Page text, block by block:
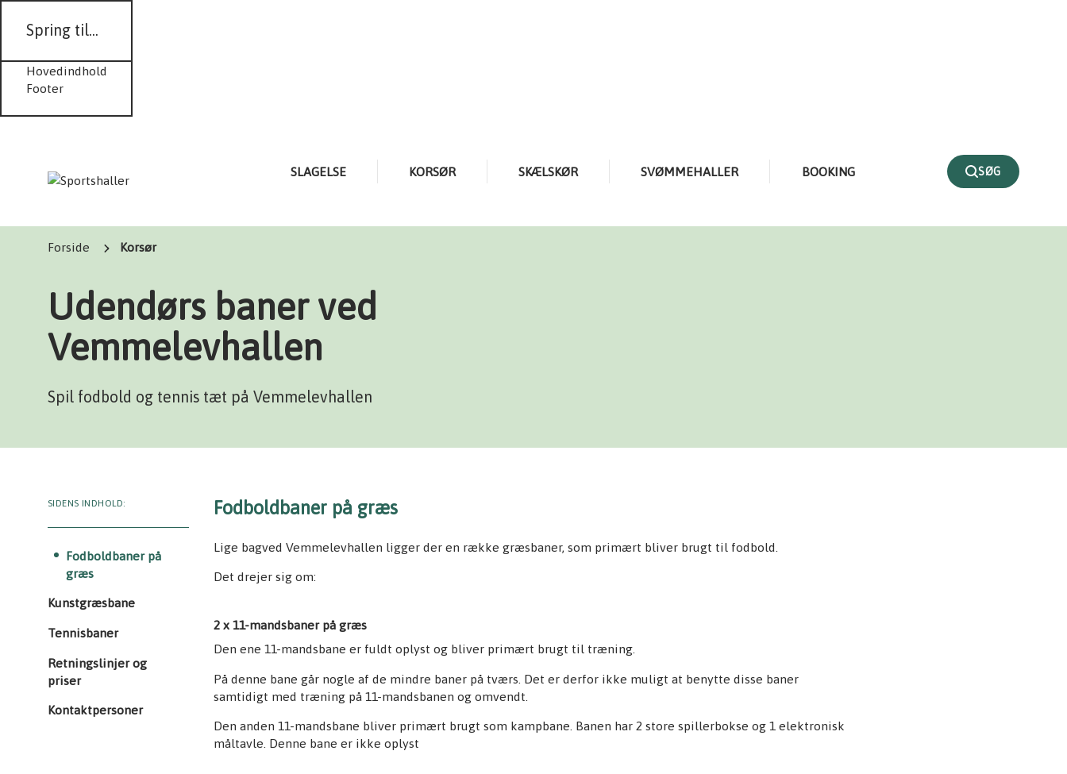
Spring til...
Hovedindhold
Footer
SLAGELSE KORSØR SKÆLSKØR SVØMMEHALLER BOOKING SØG
Forside Korsør
Udendørs baner ved
Vemmelevhallen
Spil fodbold og tennis tæt på Vemmelevhallen
SIDENS INDHOLD:
Fodboldbaner på
græs
Kunstgræsbane
Tennisbaner
Retningslinjer og
priser
Kontaktpersoner
Fodboldbaner på græs
Lige bagved Vemmelevhallen ligger der en række græsbaner, som primært bliver brugt til fodbold.
Det drejer sig om:
2 x 11-mandsbaner på græs
Den ene 11-mandsbane er fuldt oplyst og bliver primært brugt til træning.
På denne bane går nogle af de mindre baner på tværs. Det er derfor ikke muligt at benytte disse baner
samtidigt med træning på 11-mandsbanen og omvendt.
Den anden 11-mandsbane bliver primært brugt som kampbane. Banen har 2 store spillerbokse og 1 elektronisk
måltavle. Denne bane er ikke oplyst